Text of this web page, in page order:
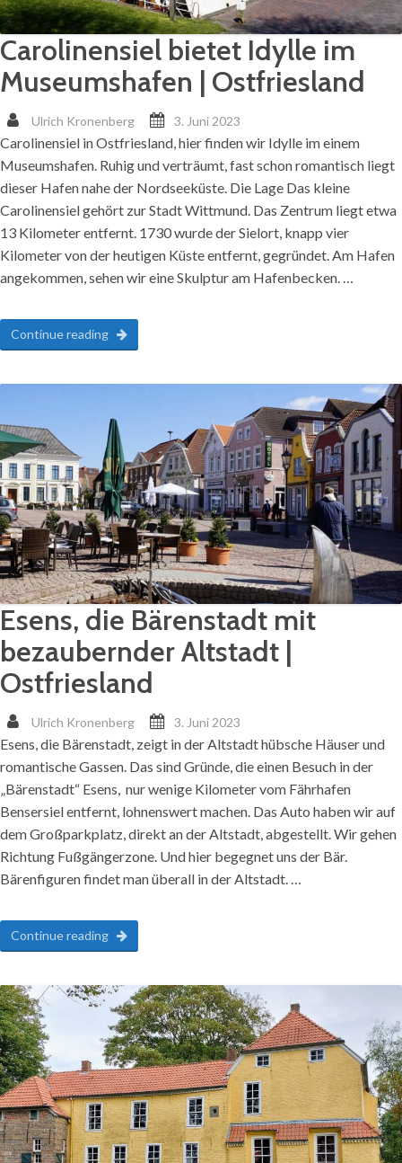
Carolinensiel bietet Idylle im
Museumshafen | Ostfriesland
Ulrich Kronenberg 3. Juni 2023
Carolinensiel in Ostfriesland, hier finden wir Idylle im einem
Museumshafen. Ruhig und verträumt, fast schon romantisch liegt
dieser Hafen nahe der Nordseeküste. Die Lage Das kleine
Carolinensiel gehört zur Stadt Wittmund. Das Zentrum liegt etwa
13 Kilometer entfernt. 1730 wurde der Sielort, knapp vier
Kilometer von der heutigen Küste entfernt, gegründet. Am Hafen
angekommen, sehen wir eine Skulptur am Hafenbecken. …
Continue reading
Esens, die Bärenstadt mit
bezaubernder Altstadt |
Ostfriesland
Ulrich Kronenberg 3. Juni 2023
Esens, die Bärenstadt, zeigt in der Altstadt hübsche Häuser und
romantische Gassen. Das sind Gründe, die einen Besuch in der
„Bärenstadt“ Esens, nur wenige Kilometer vom Fährhafen
Bensersiel entfernt, lohnenswert machen. Das Auto haben wir auf
dem Großparkplatz, direkt an der Altstadt, abgestellt. Wir gehen
Richtung Fußgängerzone. Und hier begegnet uns der Bär.
Bärenfiguren findet man überall in der Altstadt. …
Continue reading